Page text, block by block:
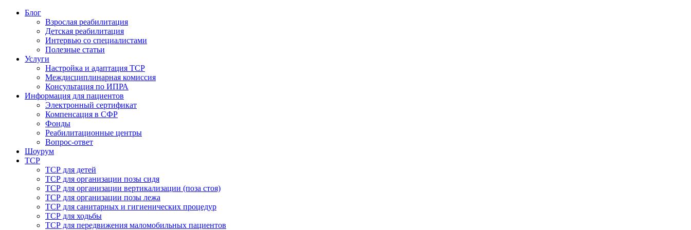
Блог
Взрослая реабилитация
Детская реабилитация
Интервью со специалистами
Полезные статьи
Услуги
Настройка и адаптация ТСР
Междисциплинарная комиссия
Консультация по ИПРА
Информация для пациентов
Электронный сертификат
Компенсация в СФР
Фонды
Реабилитационные центры
Вопрос-ответ
Шоурум
ТСР
ТСР для детей
ТСР для организации позы сидя
ТСР для организации вертикализации (поза стоя)
ТСР для организации позы лежа
ТСР для санитарных и гигиенических процедур
ТСР для ходьбы
ТСР для передвижения маломобильных пациентов